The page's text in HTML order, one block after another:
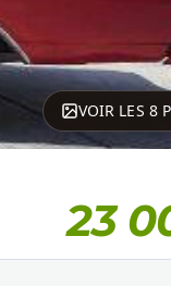
VOIR LES 8
23